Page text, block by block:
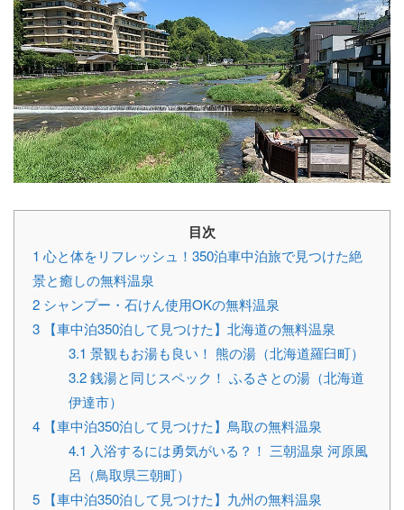
目次
1 心と体をリフレッシュ！350泊車中泊旅で見つけた絶
景と癒しの無料温泉
2 シャンプー・石けん使用OKの無料温泉
3 【車中泊350泊して見つけた】北海道の無料温泉
3.1 景観もお湯も良い！ 熊の湯（北海道羅臼町）
3.2銭湯と同じスペック！ ふるさとの湯（北海道
伊達市）
4 【車中泊350泊して見つけた】鳥取の無料温泉
4.1 入浴するには勇気がいる？！ 三朝温泉 河原風
呂（鳥取県三朝町）
5 【車中泊350泊して見つけた】九州の無料温泉